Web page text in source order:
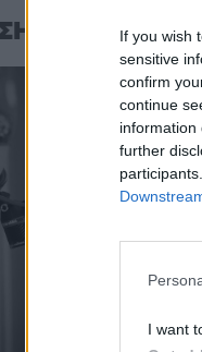
If you wish
sensitive
confirm
continue
information
further
I want